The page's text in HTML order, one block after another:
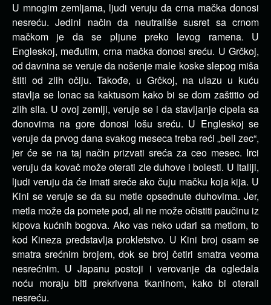
U mnogim zemljama, ljudi veruju da crna mačka donosi
nesreću. Jedini način da neutrališe susret sa crnom
mačkom je da se pljune preko levog ramena. U
Engleskoj, međutim, crna mačka donosi sreću. U Grčkoj,
od davnina se veruje da nošenje male koske slepog miša
štiti od zlih očiju. Takođe, u Grčkoj, na ulazu u kuću
stavlja se lonac sa kaktusom kako bi se dom zaštitio od
zlih sila. U ovoj zemlji, veruje se i da stavljanje cipela sa
đonovima na gore donosi lošu sreću. U Engleskoj se
veruje da prvog dana svakog meseca treba reći „beli zec“,
jer će se na taj način prizvati sreća za ceo mesec. Irci
veruju da kovač može oterati zle duhove i bolesti. U Italiji,
ljudi veruju da će imati sreće ako čuju mačku koja kija. U
Kini se veruje se da su metle opsednute duhovima. Jer,
metla može da pomete pod, ali ne može očistiti paučinu iz
kipova kućnih bogova. Ako vas neko udari sa metlom, to
kod Kineza predstavlja prokletstvo. U Kini broj osam se
smatra srećnim brojem, dok se broj četiri smatra veoma
nesrećnim. U Japanu postoji i verovanje da ogledala
noću moraju biti prekrivena tkaninom, kako bi oterali
nesreću.